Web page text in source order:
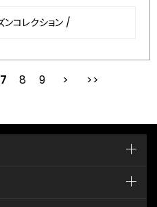
ンコレクション /
前
7 8 9